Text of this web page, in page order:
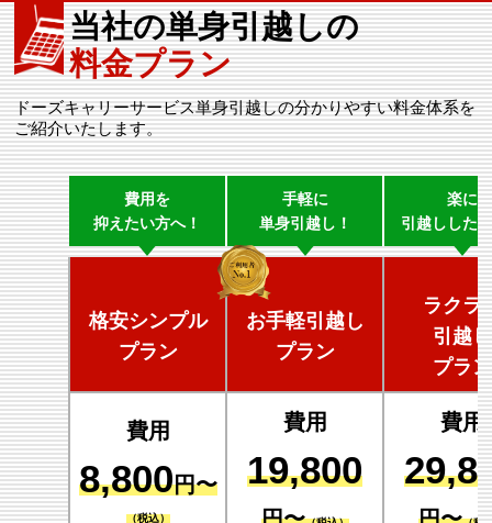
当社の単身引越しの
料金プラン
ドーズキャリーサービス単身引越しの分かりやすい料金体系を
ご紹介いたします。
費用を
抑えたい方へ！
手軽に
単身引越し！
楽に
引越しした
格安シンプル
プラン
お手軽引越し
プラン
ラクラ
引越し
プラン
費用
8,800円〜
（税込）
費用
19,800
費用